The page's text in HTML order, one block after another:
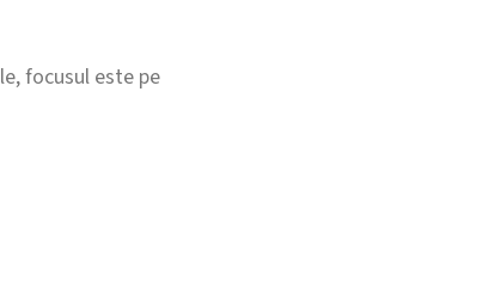
focusul este pe